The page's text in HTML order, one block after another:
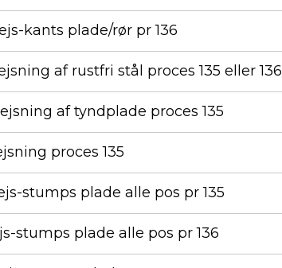
kants plade/rør pr 136
af rustfri stål proces 135 eller 136
af tyndplade proces 135
proces 135
stumps plade alle pos pr 135
stumps plade alle pos pr 136